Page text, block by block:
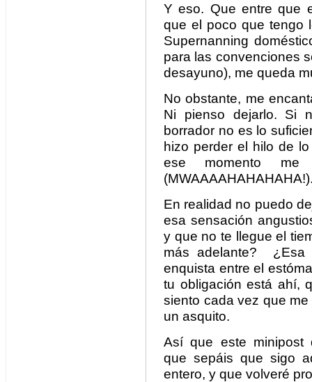
Y eso. Que entre que
que el poco que tengo
Supernanning
para las convenciones
desayuno), me queda
No obstante, me
Ni pienso dejarlo. Si
borrador no es lo
hizo perder el hilo de
ese momento me
En realidad no puedo
esa sensación
y que no te llegue el
más adelante?
enquista entre el
tu obligación está ahí,
siento cada vez que
un asquito.
Así que este minipost
que sepáis que sigo
entero, y que volveré